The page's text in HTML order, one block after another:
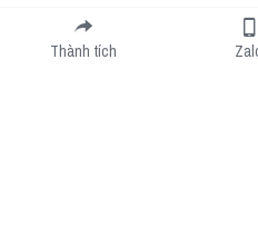
Submit
Thành tích